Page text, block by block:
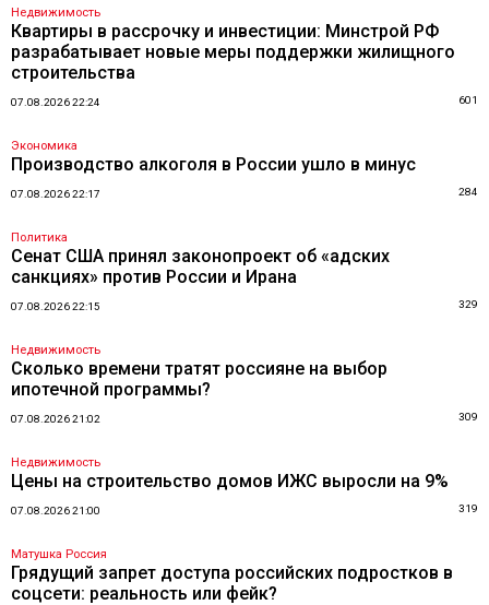
Недвижимость
Квартиры в рассрочку и инвестиции: Минстрой РФ
разрабатывает новые меры поддержки жилищного
строительства
07.08.2026 22:24 601
Экономика
Производство алкоголя в России ушло в минус
07.08.2026 22:17 284
Политика
Сенат США принял законопроект об «адских
санкциях» против России и Ирана
07.08.2026 22:15 329
Недвижимость
Сколько времени тратят россияне на выбор
ипотечной программы?
07.08.2026 21:02 309
Недвижимость
Цены на строительство домов ИЖС выросли на 9%
07.08.2026 21:00 319
Матушка Россия
Грядущий запрет доступа российских подростков в
соцсети: реальность или фейк?